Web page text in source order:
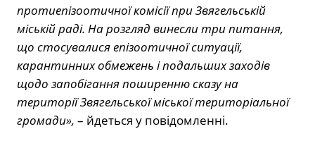
протиепізоотичної комісії при Звягельській
міській раді. На розгляд винесли три питання,
що стосувалися епізоотичної ситуації,
карантинних обмежень і подальших заходів
щодо запобігання поширенню сказу на
території Звягельської міської територіальної
громади», – йдеться у повідомленні.